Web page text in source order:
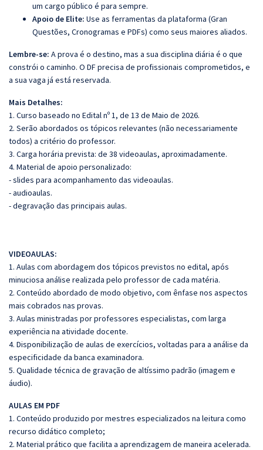
um cargo público é para sempre.
Apoio de Elite: Use as ferramentas da plataforma (Gran
Questões, Cronogramas e PDFs) como seus maiores aliados.
Lembre-se: A prova é o destino, mas a sua disciplina diária é o que
constrói o caminho. O DF precisa de profissionais comprometidos, e
a sua vaga já está reservada.
Mais Detalhes:
1. Curso baseado no Edital nº 1, de 13 de Maio de 2026.
2. Serão abordados os tópicos relevantes (não necessariamente
todos) a critério do professor.
3. Carga horária prevista: de 38 videoaulas, aproximadamente.
4. Material de apoio personalizado:
- slides para acompanhamento das videoaulas.
- audioaulas.
- degravação das principais aulas.
VIDEOAULAS:
1. Aulas com abordagem dos tópicos previstos no edital, após
minuciosa análise realizada pelo professor de cada matéria.
2. Conteúdo abordado de modo objetivo, com ênfase nos aspectos
mais cobrados nas provas.
3. Aulas ministradas por professores especialistas, com larga
experiência na atividade docente.
4. Disponibilização de aulas de exercícios, voltadas para a análise da
especificidade da banca examinadora.
5. Qualidade técnica de gravação de altíssimo padrão (imagem e
áudio).
AULAS EM PDF
1. Conteúdo produzido por mestres especializados na leitura como
recurso didático completo;
2. Material prático que facilita a aprendizagem de maneira acelerada.